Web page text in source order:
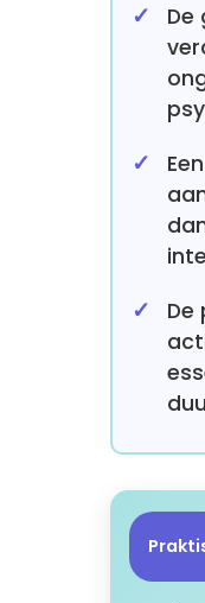
De
De